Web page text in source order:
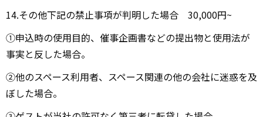
14.その他下記の禁止事項が判明した場合 30,000円~
①申込時の使⽤⽬的、催事企画書などの提出物と使⽤法が
事実と反した場合。
②他のスペース利⽤者、スペース関連の他の会社に迷惑を及
ぼした場合。